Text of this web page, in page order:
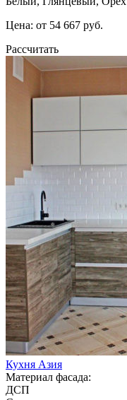
Цена: от 54 667 руб.
Рассчитать
Кухня Азия
Материал фасада:
ДСП